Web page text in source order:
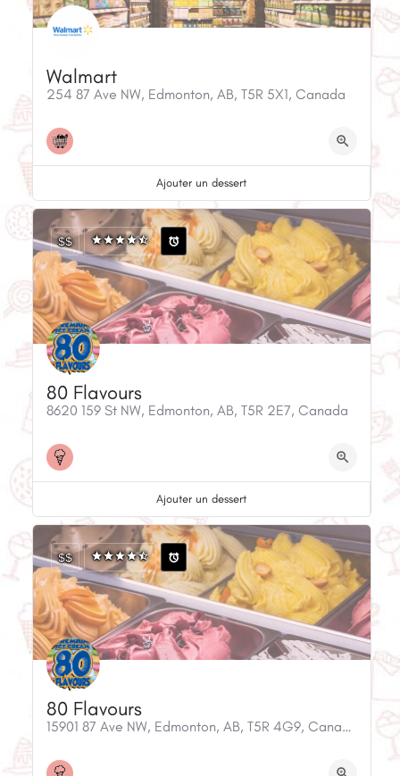
Walmart
254 87 Ave NW, Edmonton, AB, T5R 5X1, Canada
Ajouter un dessert
80 Flavours
8620 159 St NW, Edmonton, AB, T5R 2E7, Canada
$$
Ajouter un dessert
80 Flavours
15901 87 Ave NW, Edmonton, AB, T5R 4G9, Canada
$$